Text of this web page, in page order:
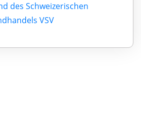
des Schweizerischen
VSV